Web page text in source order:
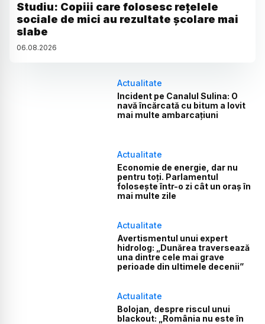
Studiu: Copiii care folosesc rețelele
sociale de mici au rezultate școlare mai
slabe
06.08.2026
Actualitate
Incident pe Canalul Sulina: O
navă încărcată cu bitum a lovit
mai multe ambarcațiuni
Actualitate
Economie de energie, dar nu
pentru toți. Parlamentul
folosește într-o zi cât un oraș în
mai multe zile
Actualitate
Avertismentul unui expert
hidrolog: „Dunărea traversează
una dintre cele mai grave
perioade din ultimele decenii”
Actualitate
Bolojan, despre riscul unui
blackout: „România nu este în